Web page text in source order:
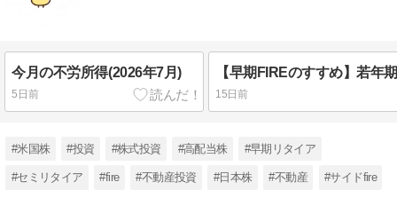
今月の不労所得(2026年7月)
5日前 15日前
#米国株 #投資 #株式投資 #高配当株 #早期リタイア
#セミリタイア #fire #不動産投資 #日本株 #不動産 #サイドfire